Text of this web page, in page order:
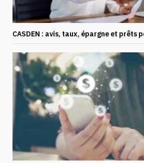
CASDEN : avis, taux, épargne et prêts